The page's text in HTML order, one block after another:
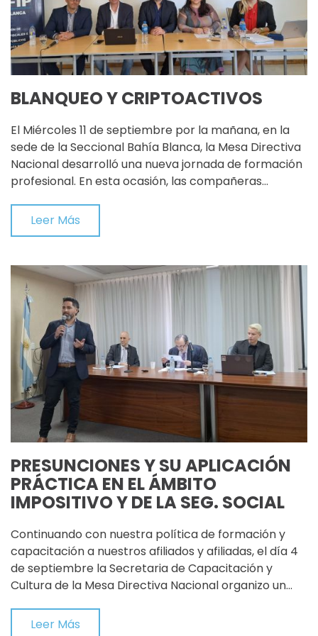
BLANQUEO Y CRIPTOACTIVOS
El Miércoles 11 de septiembre por la mañana, en la
sede de la Seccional Bahía Blanca, la Mesa Directiva
Nacional desarrolló una nueva jornada de formación
profesional. En esta ocasión, las compañeras…
Leer Más
PRESUNCIONES Y SU APLICACIÓN
PRÁCTICA EN EL ÁMBITO
IMPOSITIVO Y DE LA SEG. SOCIAL
Continuando con nuestra política de formación y
capacitación a nuestros afiliados y afiliadas, el día 4
de septiembre la Secretaria de Capacitación y
Cultura de la Mesa Directiva Nacional organizo un…
Leer Más